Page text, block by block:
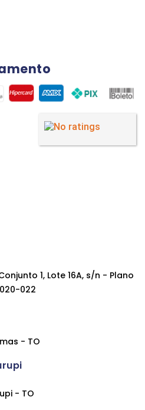
1, Lote 16A, s/n - Plano
022
- TO
- TO